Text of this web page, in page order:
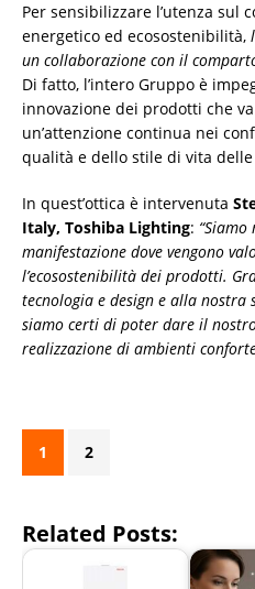
Per sensibilizzare l’utenza sul
energetico ed ecosostenibilità,
un collaborazione con il
Di fatto, l’intero Gruppo è
innovazione dei prodotti che
un’attenzione continua nei
qualità e dello stile di vita
In quest’ottica è intervenuta
Italy, Toshiba Lighting:
manifestazione dove vengono
l’ecosostenibilità dei prodotti.
tecnologia e design e alla
siamo certi di poter dare il
realizzazione di ambienti
1 2
Related Posts: